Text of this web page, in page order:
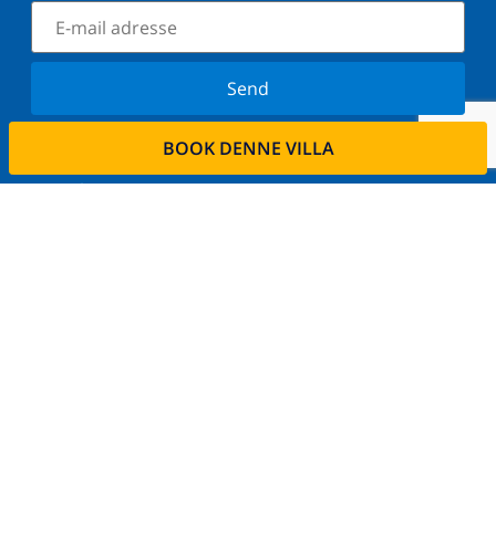
BOOK DENNE VILLA
Send
Tilmeld dig vores nyhedsbrev og bliv orienteret om
de seneste nyheder og tilbud. Vi respekterer dit
privatliv.